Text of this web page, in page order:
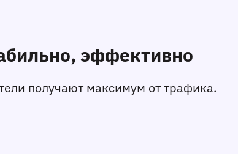
эффективно
получают максимум от трафика.